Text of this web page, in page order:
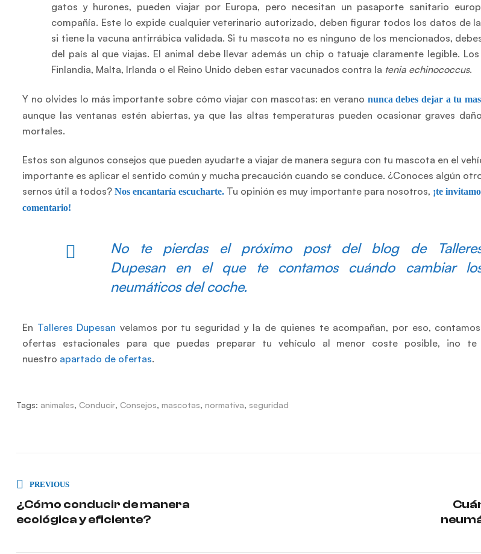
gatos y hurones, pueden viajar por Europa, pero necesitan un pasaporte sanitario
compañía. Este lo expide cualquier veterinario autorizado, deben figurar todos los datos de
si tiene la vacuna antirrábica validada. Si tu mascota no es ninguno de los mencionados,
del país al que viajas. El animal debe llevar además un chip o tatuaje claramente legible.
Finlandia, Malta, Irlanda o el Reino Unido deben estar vacunados contra la tenia echinococcus.
Y no olvides lo más importante sobre cómo viajar con mascotas: en verano nunca debes dejar a tu
aunque las ventanas estén abiertas, ya que las altas temperaturas pueden ocasionar graves
mortales.
Estos son algunos consejos que pueden ayudarte a viajar de manera segura con tu mascota en el
importante es aplicar el sentido común y mucha precaución cuando se conduce. ¿Conoces algún
sernos útil a todos? Nos encantaría escucharte. Tu opinión es muy importante para nosotros, ¡te
comentario!
No te pierdas el próximo post del blog de
Dupesan en el que te contamos cuándo cambiar
neumáticos del coche.
En Talleres Dupesan velamos por tu seguridad y la de quienes te acompañan, por eso,
ofertas estacionales para que puedas preparar tu vehículo al menor coste posible, ¡no te
nuestro apartado de ofertas.
Tags: animales, Conducir, Consejos, mascotas, normativa, seguridad
PREVIOUS
¿Cómo conducir de manera
ecológica y eficiente?